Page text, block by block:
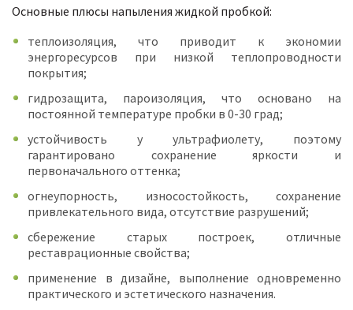
Основные плюсы напыления жидкой пробкой:
теплоизоляция, что приводит к экономии
энергоресурсов при низкой теплопроводности
покрытия;
гидрозащита, пароизоляция, что основано на
постоянной температуре пробки в 0-30 град;
устойчивость у ультрафиолету, поэтому
гарантировано сохранение яркости и
первоначального оттенка;
огнеупорность, износостойкость, сохранение
привлекательного вида, отсутствие разрушений;
сбережение старых построек, отличные
реставрационные свойства;
применение в дизайне, выполнение одновременно
практического и эстетического назначения.